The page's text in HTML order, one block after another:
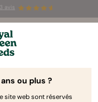
avis
-50 % sur
ou plus ?
site web sont réservés